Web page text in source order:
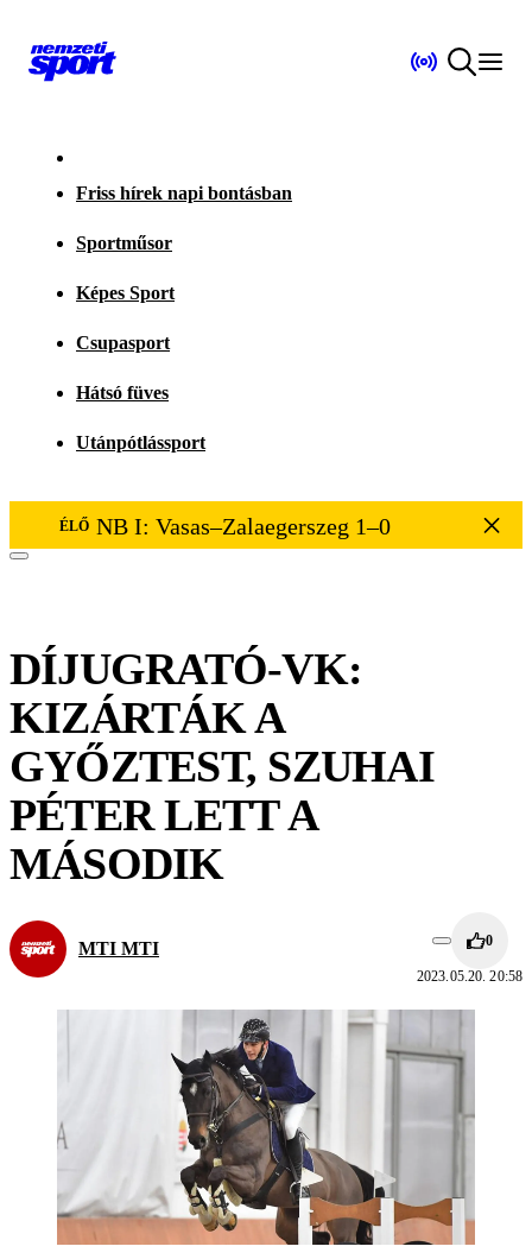
Friss hírek napi bontásban
Sportműsor
Képes Sport
Csupasport
Hátsó füves
Utánpótlássport
ÉLŐ NB I: Vasas–Zalaegerszeg 1–0
DÍJUGRATÓ-VK:
KIZÁRTÁK A
GYŐZTEST, SZUHAI
PÉTER LETT A
MÁSODIK
MTI MTI 0
2023.05.20. 20:58